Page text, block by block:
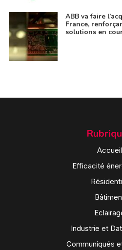
ABB va faire
France,
solutions en
Accueil
Efficacité
Industrie et
Communiqués